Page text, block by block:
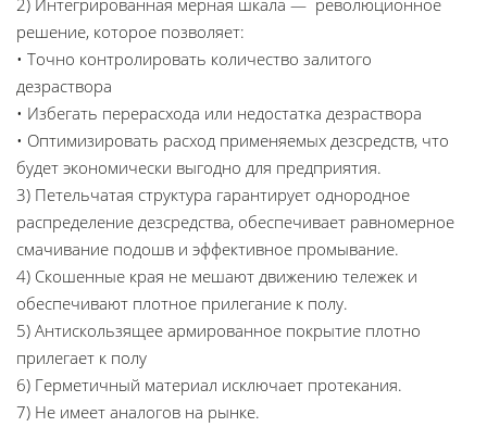
2) Интегрированная мерная шкала — революционное
решение, которое позволяет:
• Точно контролировать количество залитого
дезраствора
• Избегать перерасхода или недостатка дезраствора
• Оптимизировать расход применяемых дезсредств, что
будет экономически выгодно для предприятия.
3) Петельчатая структура гарантирует однородное
распределение дезсредства, обеспечивает равномерное
смачивание подошв и эффективное промывание.
4) Скошенные края не мешают движению тележек и
обеспечивают плотное прилегание к полу.
5) Антискользящее армированное покрытие плотно
прилегает к полу
6) Герметичный материал исключает протекания.
7) Не имеет аналогов на рынке.